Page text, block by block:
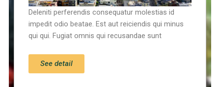
Deleniti perferendis consequatur molestias id
impedit odio beatae. Est aut reiciendis qui minus
qui qui. Fugiat omnis qui recusandae sunt
See detail